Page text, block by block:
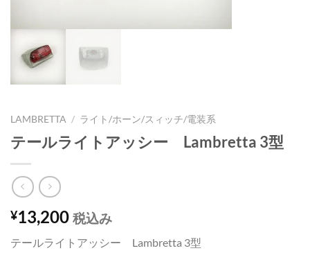
LAMBRETTA / ライト/ホーン/スィッチ/電装系
テールライトアッシー Lambretta 3型
¥13,200 税込み
テールライトアッシー Lambretta 3型